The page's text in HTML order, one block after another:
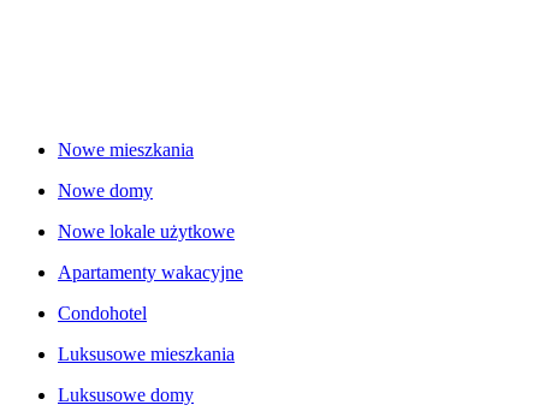
Nowe mieszkania
Nowe domy
Nowe lokale użytkowe
Apartamenty wakacyjne
Condohotel
Luksusowe mieszkania
Luksusowe domy